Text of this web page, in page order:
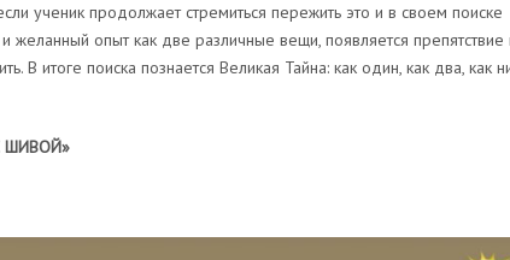
ученик продолжает стремиться пережить это и в своем поиске
желанный опыт как две различные вещи, появляется препятствие
В итоге поиска познается Великая Тайна: как один, как два, как
ШИВОЙ»